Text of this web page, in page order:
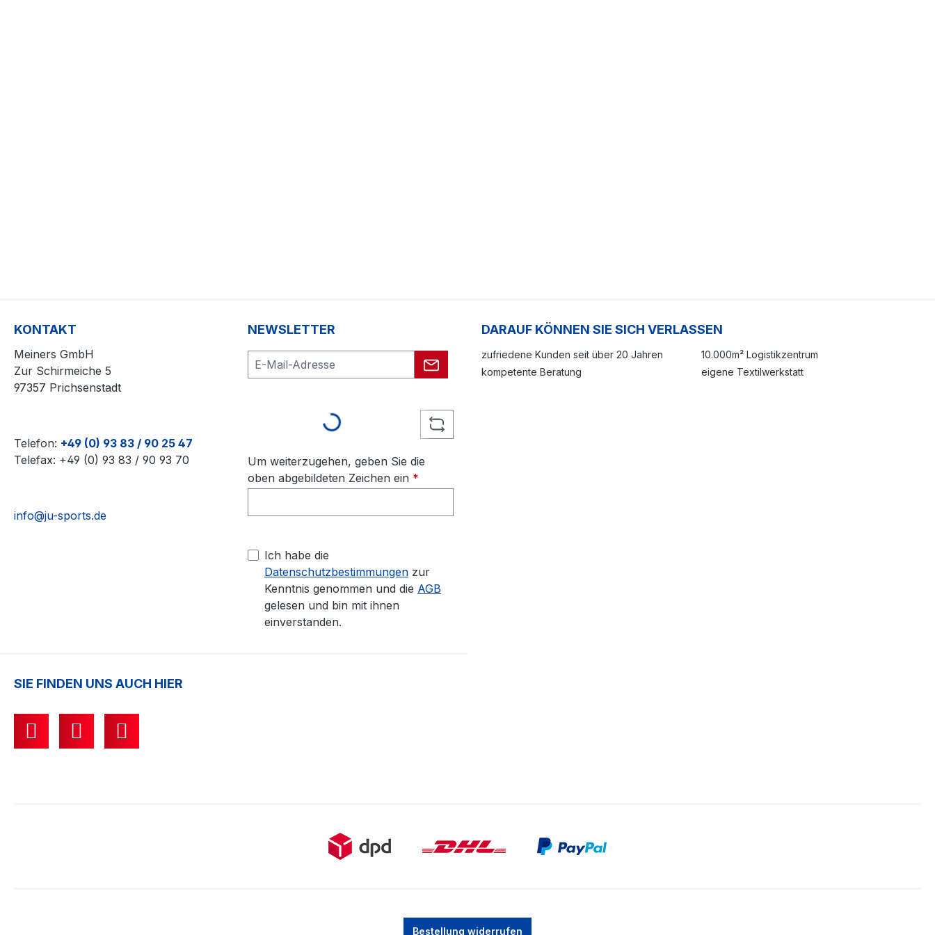
KONTAKT
Meiners GmbH
Zur Schirmeiche 5
97357 Prichsenstadt
Telefon: +49 (0) 93 83 / 90 25 47
Telefax: +49 (0) 93 83 / 90 93 70
info@ju-sports.de
NEWSLETTER
Loading...
Um weiterzugehen, geben Sie die
oben abgebildeten Zeichen ein *
Ich habe die
Datenschutzbestimmungen zur
Kenntnis genommen und die AGB
gelesen und bin mit ihnen
einverstanden.
DARAUF KÖNNEN SIE SICH VERLASSEN
zufriedene Kunden seit über 20 Jahren
10.000m² Logistikzentrum
kompetente Beratung
eigene Textilwerkstatt
SIE FINDEN UNS AUCH HIER
Bestellung widerrufen